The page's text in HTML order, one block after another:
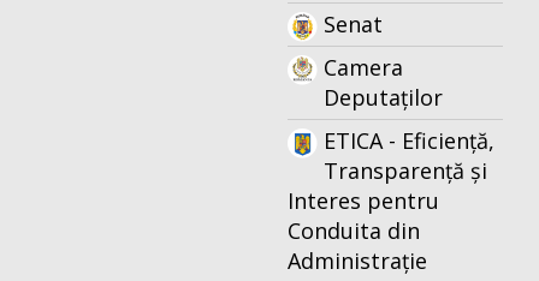
Senat
Camera
Deputaților
ETICA - Eficiență,
Transparență și
Interes pentru
Conduita din
Administrație